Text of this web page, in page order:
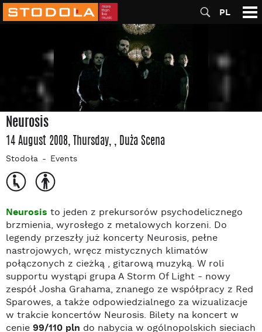
PL
Neurosis
14 August 2008, Thursday, , Duża Scena
Stodoła Events
Neurosis to jeden z prekursorów psychodelicznego
brzmienia, wyrosłego z metalowych korzeni. Do
legendy przeszły już koncerty Neurosis, pełne
nastrojowych, wręcz mistycznych klimatów
połączonych z cieżką , gitarową muzyką. W roli
supportu wystąpi grupa A Storm Of Light - nowy
zespół Josha Grahama, znanego ze współpracy z Red
Sparowes, a także odpowiedzialnego za wizualizacje
w trakcie koncertów Neurosis. Bilety na koncert w
cenie 99/110 pln do nabycia w ogólnopolskich sieciach